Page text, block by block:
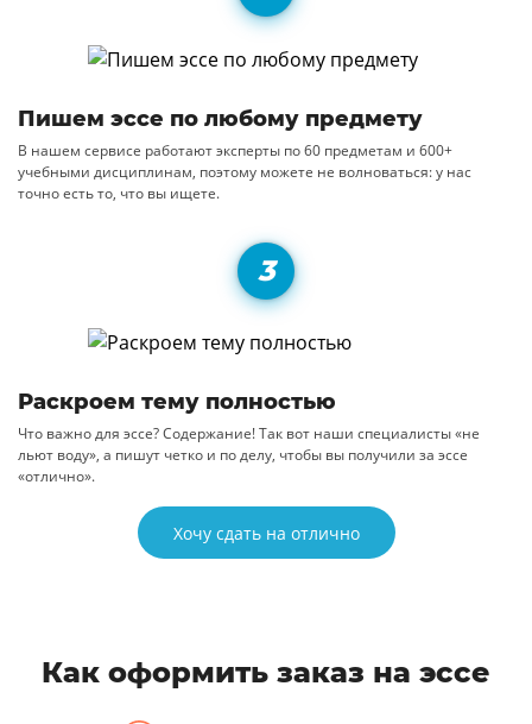
Пишем эссе по любому предмету
В нашем сервисе работают эксперты по 60 предметам и 600+
учебными дисциплинам, поэтому можете не волноваться: у нас
точно есть то, что вы ищете.
Раскроем тему полностью
Что важно для эссе? Содержание! Так вот наши специалисты «не
льют воду», а пишут четко и по делу, чтобы вы получили за эссе
«отлично».
Хочу сдать на отлично
Как оформить заказ на эссе